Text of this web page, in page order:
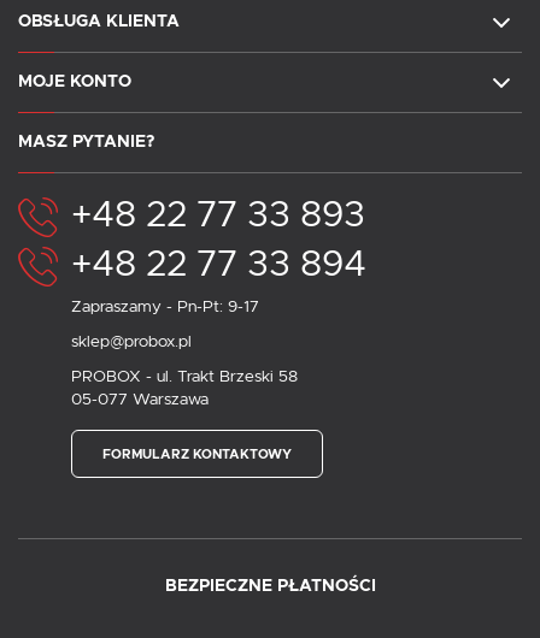
OBSŁUGA KLIENTA
MOJE KONTO
MASZ PYTANIE?
+48 22 77 33 893
+48 22 77 33 894
Zapraszamy - Pn-Pt: 9-17
sklep@probox.pl
PROBOX - ul. Trakt Brzeski 58
05-077 Warszawa
FORMULARZ KONTAKTOWY
BEZPIECZNE PŁATNOŚCI